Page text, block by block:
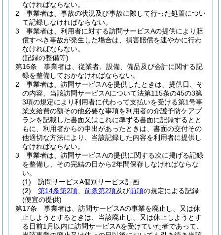
なければならない。
2
事業者は、事故の状況及び事故に際して行った処置につい
て記録しなければならない。
3
事業者は、利用者に対する訪問サービスAの提供により賠
償すべき事故が発生した場合は、損害賠償を速やかに行わ
なければならない。
(記録の整備等)
第16条
事業者は、従業者、設備、備品及び会計に関する記
録を整備しておかなければならない。
2
事業者は、訪問サービスAを提供したときは、提供日、そ
の内容、当該訪問サービスAについて法第115条の45の3第
3項の規定により利用者に代わって支払いを受ける第1号事
業支給費の額その他必要な事項を利用者の介護予防ケアプ
ランを記載した書面又はこれに準ずる書面に記録するとと
もに、利用者からの申出があったときは、書面の交付その
他適切な方法により、当該記録した内容を利用者に提供し
なければならない。
3
事業者は、訪問サービスAの提供に関する次に掲げる記録
を整備し、その完結の日から2年間保存しなければならな
い。
(1)
訪問サービスA個別サービス計画
(2)
第14条第2項 前条第2項及び前項の規定による記録
(便宜の提供)
第17条
事業者は、訪問サービスAの事業を廃止し、又は休
止しようとするときは、当該廃止し、又は休止しようとす
る日前1月以内に訪問サービスAを受けていた者であって、